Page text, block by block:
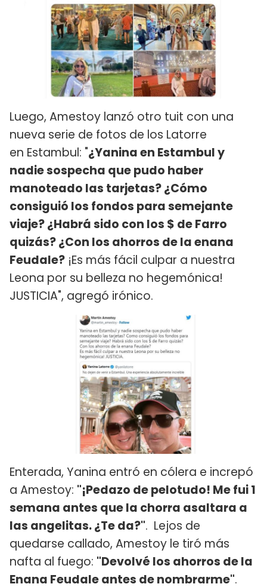
Luego, Amestoy lanzó otro tuit con una
nueva serie de fotos de los Latorre
en Estambul: "¿Yanina en Estambul y
nadie sospecha que pudo haber
manoteado las tarjetas? ¿Cómo
consiguió los fondos para semejante
viaje? ¿Habrá sido con los $ de Farro
quizás? ¿Con los ahorros de la enana
Feudale? ¡Es más fácil culpar a nuestra
Leona por su belleza no hegemónica!
JUSTICIA", agregó irónico.
Enterada, Yanina entró en cólera e increpó
a Amestoy: "¡Pedazo de pelotudo! Me fui 1
semana antes que la chorra asaltara a
las angelitas. ¿Te da?". Lejos de
quedarse callado, Amestoy le tiró más
nafta al fuego: "Devolvé los ahorros de la
Enana Feudale antes de nombrarme".